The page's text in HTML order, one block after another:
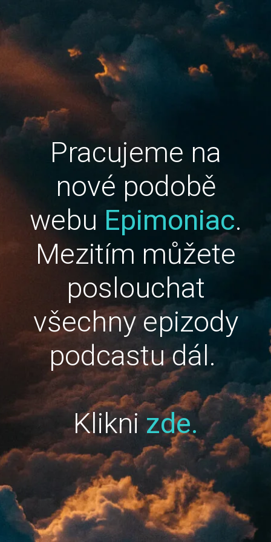
Pracujeme na
nové podobě
webu Epimoniac.
Mezitím můžete
poslouchat
všechny epizody
podcastu dál.
Kliknizde.